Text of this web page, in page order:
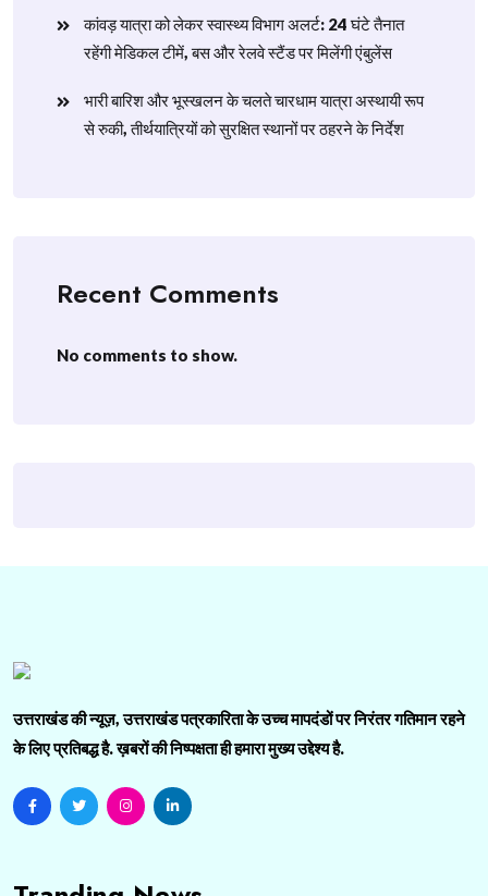
​कांवड़ यात्रा को लेकर स्वास्थ्य विभाग अलर्ट: 24 घंटे तैनात
रहेंगी मेडिकल टीमें, बस और रेलवे स्टैंड पर मिलेंगी एंबुलेंस
​भारी बारिश और भूस्खलन के चलते चारधाम यात्रा अस्थायी रूप
से रुकी, तीर्थयात्रियों को सुरक्षित स्थानों पर ठहरने के निर्देश
Recent Comments
No comments to show.
उत्तराखंड की न्यूज़, उत्तराखंड पत्रकारिता के उच्च मापदंडों पर निरंतर गतिमान रहने
के लिए प्रतिबद्ध है. ख़बरों की निष्पक्षता ही हमारा मुख्य उद्देश्य है.